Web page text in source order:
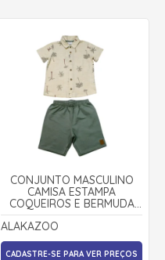
CONJUNTO MASCULINO
CAMISA ESTAMPA
COQUEIROS E BERMUDA
MOLETINHO 19520 -
ALAKAZOO
ALAKAZOO
CADASTRE-SE PARA VER PREÇOS